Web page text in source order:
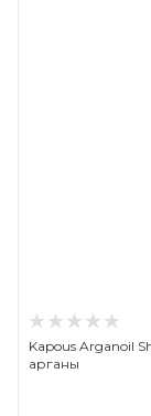
Kapous Arganoil
арганы